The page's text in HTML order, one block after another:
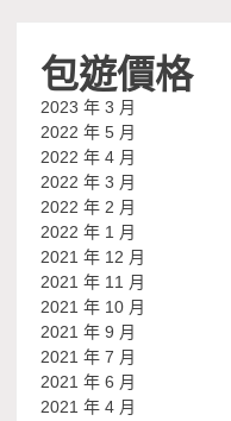
包遊價格
2023 年 3 月
2022 年 5 月
2022 年 4 月
2022 年 3 月
2022 年 2 月
2022 年 1 月
2021 年 12 月
2021 年 11 月
2021 年 10 月
2021 年 9 月
2021 年 7 月
2021 年 6 月
2021 年 4 月